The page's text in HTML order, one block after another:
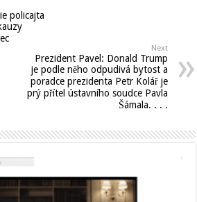
policajta
Next
Prezident Pavel: Donald Trump
je podle něho odpudivá bytost a
poradce prezidenta Petr Kolář je
prý přítel ústavního soudce Pavla
Šámala. . . .